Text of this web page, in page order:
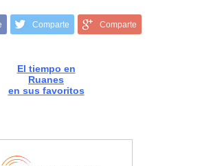
Comparte Comparte
El tiempo en
Ruanes
en sus favoritos